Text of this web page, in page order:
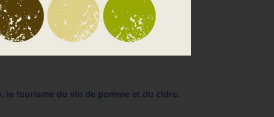
le tourisme du vin de pomme et du cidre.